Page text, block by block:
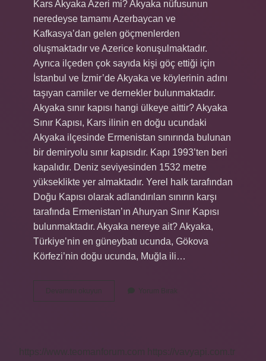
Kars Akyaka Azeri mi? Akyaka nüfusunun
neredeyse tamamı Azerbaycan ve
Kafkasya’dan gelen göçmenlerden
oluşmaktadır ve Azerice konuşulmaktadır.
Ayrıca ilçeden çok sayıda kişi göç ettiği için
İstanbul ve İzmir’de Akyaka ve köylerinin adını
taşıyan camiler ve dernekler bulunmaktadır.
Akyaka sınır kapısı hangi ülkeye aittir? Akyaka
Sınır Kapısı, Kars ilinin en doğu ucundaki
Akyaka ilçesinde Ermenistan sınırında bulunan
bir demiryolu sınır kapısıdır. Kapı 1993’ten beri
kapalıdır. Deniz seviyesinden 1532 metre
yükseklikte yer almaktadır. Yerel halk tarafından
Doğu Kapısı olarak adlandırılan sınırın karşı
tarafında Ermenistan’ın Ahuryan Sınır Kapısı
bulunmaktadır. Akyaka nereye ait? Akyaka,
Türkiye’nin en güneybatı ucunda, Gökova
Körfezi’nin doğu ucunda, Muğla ili…
Devamını okuyun
Hangi
Yorum Bırak
https://www.teomanforum.com
https://vavyapi.com.tr